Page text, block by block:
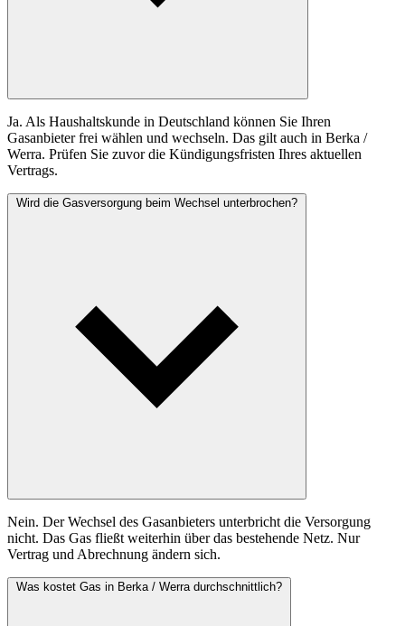
Ja. Als Haushaltskunde in Deutschland können Sie Ihren
Gasanbieter frei wählen und wechseln. Das gilt auch in Berka /
Werra. Prüfen Sie zuvor die Kündigungsfristen Ihres aktuellen
Vertrags.
Wird die Gasversorgung beim Wechsel unterbrochen?
Nein. Der Wechsel des Gasanbieters unterbricht die Versorgung
nicht. Das Gas fließt weiterhin über das bestehende Netz. Nur
Vertrag und Abrechnung ändern sich.
Was kostet Gas in Berka / Werra durchschnittlich?